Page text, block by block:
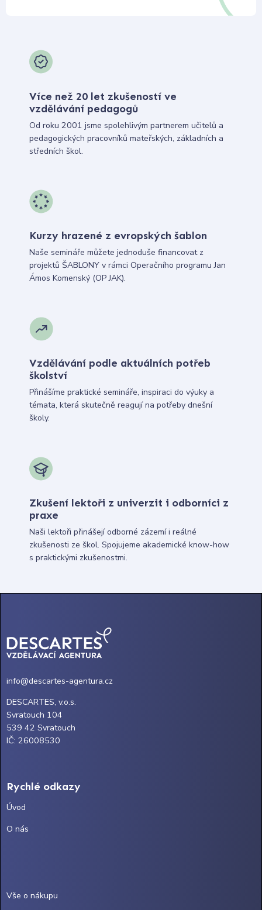
Více než 20 let zkušeností ve
vzdělávání pedagogů
Od roku 2001 jsme spolehlivým partnerem učitelů a
pedagogických pracovníků mateřských, základních a
středních škol.
Kurzy hrazené z evropských šablon
Naše semináře můžete jednoduše financovat z
projektů ŠABLONY v rámci Operačního programu Jan
Ámos Komenský (OP JAK).
Vzdělávání podle aktuálních potřeb
školství
Přinášíme praktické semináře, inspiraci do výuky a
témata, která skutečně reagují na potřeby dnešní
školy.
Zkušení lektoři z univerzit i odborníci z
praxe
Naši lektoři přinášejí odborné zázemí i reálné
zkušenosti ze škol. Spojujeme akademické know-how
s praktickými zkušenostmi.
info@descartes-agentura.cz
DESCARTES, v.o.s.
Svratouch 104
539 42 Svratouch
IČ: 26008530
Rychlé odkazy
Úvod
O nás
Vše o nákupu